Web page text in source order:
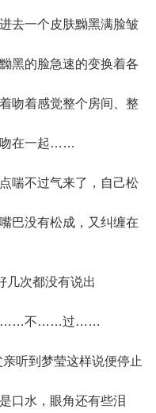
去一个皮肤黝黑满脸皱
黑的脸急速的变换着各
吻着感觉整个房间、整
吻在一起……
喘不过气来了，自己松
巴没有松成，又纠缠在
几次都没有说出
不……过……
到梦莹这样说便停止
口水，眼角还有些泪